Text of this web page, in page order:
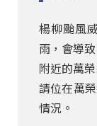
楊柳颱風
雨，會導
附近的萬
請位在萬
情況。